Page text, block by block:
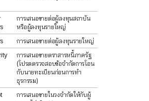
การเสนอขายต่อผู้ลงทุนสถาบัน
หรือผู้ลงทุนรายใหญ่
การเสนอขายต่อผู้ลงทุนรายใหญ่
การเสนอขายตราสารหนี้ภาครัฐ
(โปรดตรวจสอบข้อจำกัดการโอน
กับนายทะเบียนก่อนการทำ
ธุรกรรม)
การเสนอขายในวงจำกัดให้กับผู้